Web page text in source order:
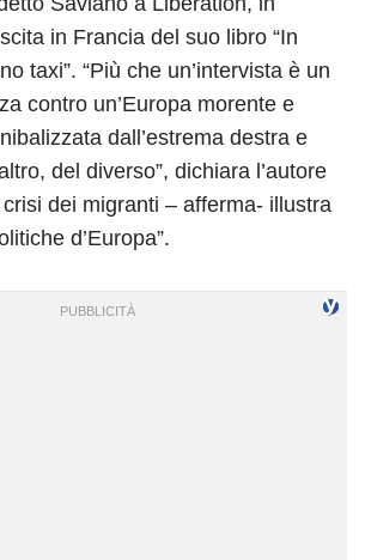
in Francia del suo libro “In
taxi”. “Più che un’intervista è un
contro un’Europa morente e
dall’estrema destra e
del diverso”, dichiara l’autore
dei migranti – afferma- illustra
d’Europa”.